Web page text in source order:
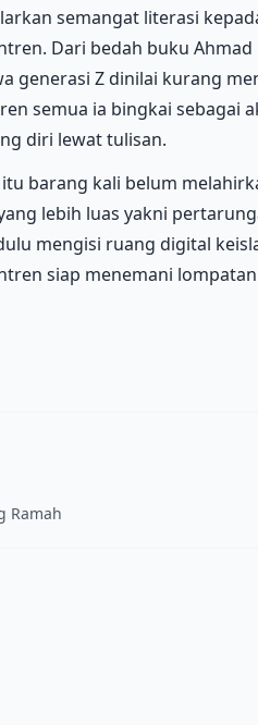
semangat literasi
Dari bedah buku Ahmad
generasi Z dinilai kurang
semua ia bingkai sebagai
diri lewat tulisan.
barang kali belum
lebih luas yakni
mengisi ruang digital
siap menemani
Ramah